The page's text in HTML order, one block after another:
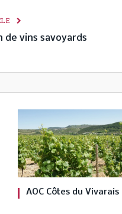
de vins savoyards
AOC Côtes du Vivarais